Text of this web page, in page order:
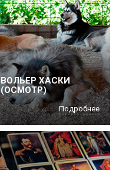
ВОЛЬЕР ХАСКИ
(ОСМОТР)
Подробнее